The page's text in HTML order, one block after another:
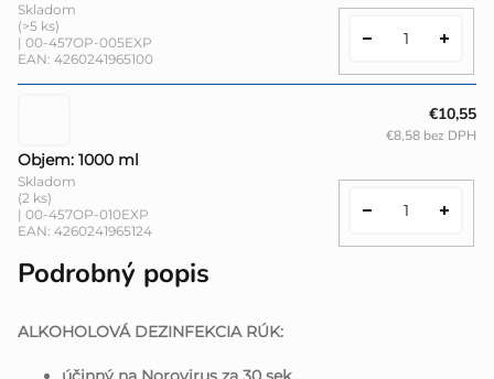
Skladom
(>5 ks)
| 00-457OP-005EXP
EAN: 4260241965100
Objem: 1000 ml
Skladom
(2 ks)
| 00-457OP-010EXP
EAN: 4260241965124
€10,55
€8,58 bez DPH
Podrobný popis
ALKOHOLOVÁ DEZINFEKCIA RÚK: